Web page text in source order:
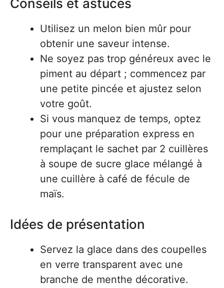
Conseils et astuces
Utilisez un melon bien mûr pour
obtenir une saveur intense.
Ne soyez pas trop généreux avec le
piment au départ ; commencez par
une petite pincée et ajustez selon
votre goût.
Si vous manquez de temps, optez
pour une préparation express en
remplaçant le sachet par 2 cuillères
à soupe de sucre glace mélangé à
une cuillère à café de fécule de
maïs.
Idées de présentation
Servez la glace dans des coupelles
en verre transparent avec une
branche de menthe décorative.